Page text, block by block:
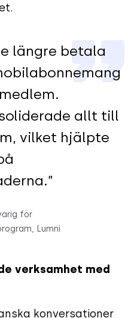
längre betala
allt till
vilket hjälpte
för
Lumni
verksamhet med
konversationer